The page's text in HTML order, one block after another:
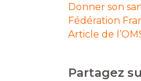
Donner son
Fédération
Article de
Partagez